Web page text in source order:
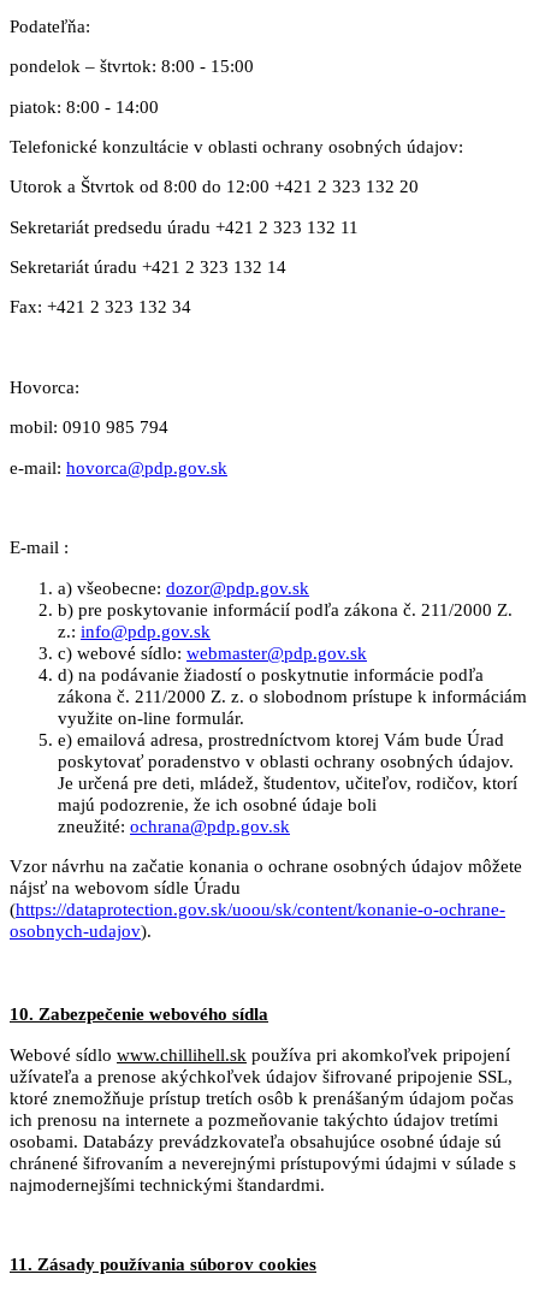
Podateľňa:
pondelok – štvrtok: 8:00 - 15:00
piatok: 8:00 - 14:00
Telefonické konzultácie v oblasti ochrany osobných údajov:
Utorok a Štvrtok od 8:00 do 12:00 +421 2 323 132 20
Sekretariát predsedu úradu +421 2 323 132 11
Sekretariát úradu +421 2 323 132 14
Fax: +421 2 323 132 34
Hovorca:
mobil: 0910 985 794
e-mail: hovorca@pdp.gov.sk
E-mail :
a) všeobecne: dozor@pdp.gov.sk
b) pre poskytovanie informácií podľa zákona č. 211/2000 Z.
z.: info@pdp.gov.sk
c) webové sídlo: webmaster@pdp.gov.sk
d) na podávanie žiadostí o poskytnutie informácie podľa
zákona č. 211/2000 Z. z. o slobodnom prístupe k informáciám
využite on-line formulár.
e) emailová adresa, prostredníctvom ktorej Vám bude Úrad
poskytovať poradenstvo v oblasti ochrany osobných údajov.
Je určená pre deti, mládež, študentov, učiteľov, rodičov, ktorí
majú podozrenie, že ich osobné údaje boli
zneužité: ochrana@pdp.gov.sk
Vzor návrhu na začatie konania o ochrane osobných údajov môžete
nájsť na webovom sídle Úradu
(https://dataprotection.gov.sk/uoou/sk/content/konanie-o-ochrane-
osobnych-udajov).
10. Zabezpečenie webového sídla
Webové sídlo www.chillihell.sk používa pri akomkoľvek pripojení
užívateľa a prenose akýchkoľvek údajov šifrované pripojenie SSL,
ktoré znemožňuje prístup tretích osôb k prenášaným údajom počas
ich prenosu na internete a pozmeňovanie takýchto údajov tretími
osobami. Databázy prevádzkovateľa obsahujúce osobné údaje sú
chránené šifrovaním a neverejnými prístupovými údajmi v súlade s
najmodernejšími technickými štandardmi.
11. Zásady používania súborov cookies